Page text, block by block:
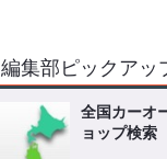
編集部ピックアッ
全国カーオ
ョップ検索